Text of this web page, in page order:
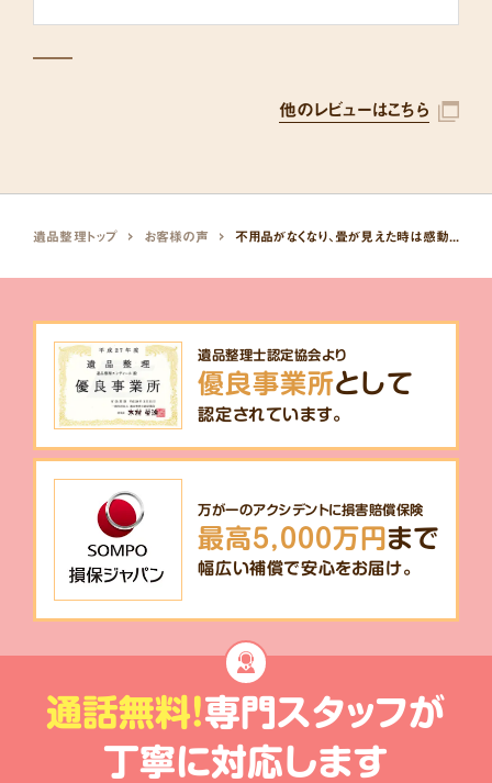
他のレビューはこちら
遺品整理トップ お客様の声 不用品がなくなり、畳が見えた時は感動しました。
遺品整理士認定協会より
優良事業所として
認定されています。
万が一のアクシデントに損害賠償保険
最高5,000万円まで
幅広い補償で安心をお届け。
通話無料!専門スタッフが
丁寧に対応します